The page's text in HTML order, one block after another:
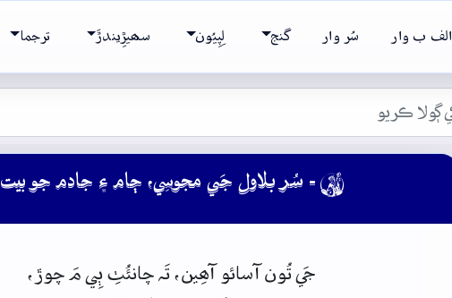
الف ب وار سُر وار گنج لِپِيُون سھيڙِيندڙَ ترجما
 - سُر بلاول جَي مجوسِي، ڄام ۽ جادم جو بيت
جَي تُون آسائو آھِين، تَہ چانئُٺِ ٻِي مَچوڙ،